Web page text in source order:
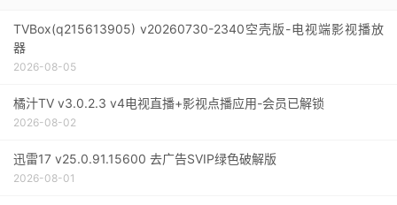
TVBox(q215613905) v20260730-2340空壳版-电视端影视播放
器
2026-08-05
橘汁TV v3.0.2.3 v4电视直播+影视点播应用-会员已解锁
2026-08-02
迅雷17 v25.0.91.15600 去广告SVIP绿色破解版
2026-08-01